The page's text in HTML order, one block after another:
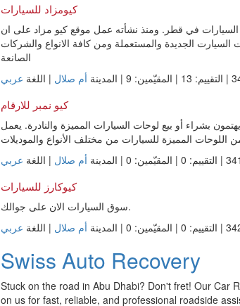
Swiss Auto Recovery
Stuck on the road in Abu Dhabi? Don't fret! Our Car
on us for fast, reliable, and professional roadside
الضعاين | اللغة
RPM AUTO CAR
في السيارات المستعمله. التجارة في اكسسوارات السيارات
الدوحة | اللغة
Fahed Group
During those 40 years, the Group has established
and become leaders in their respective fields,
From the beginning, the emphasis of the Group has
long term planning. This philosophy has positioned
intheir lines of business.
الدوحة| اللغة